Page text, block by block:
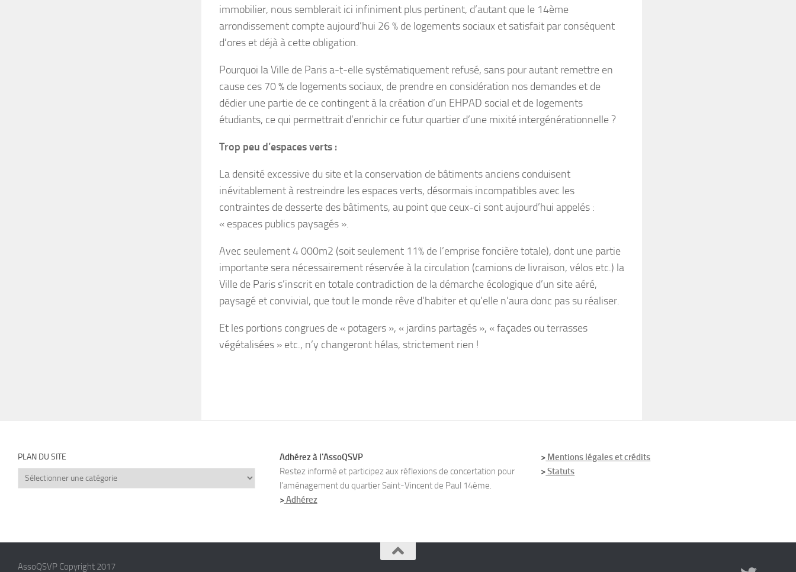
immobilier, nous semblerait ici infiniment plus pertinent, d’autant que le 14ème
arrondissement compte aujourd’hui 26 % de logements sociaux et satisfait par conséquent
d’ores et déjà à cette obligation.
Pourquoi la Ville de Paris a-t-elle systématiquement refusé, sans pour autant remettre en
cause ces 70 % de logements sociaux, de prendre en considération nos demandes et de
dédier une partie de ce contingent à la création d’un EHPAD social et de logements
étudiants, ce qui permettrait d’enrichir ce futur quartier d’une mixité intergénérationnelle ?
Trop peu d’espaces verts :
La densité excessive du site et la conservation de bâtiments anciens conduisent
inévitablement à restreindre les espaces verts, désormais incompatibles avec les
contraintes de desserte des bâtiments, au point que ceux-ci sont aujourd’hui appelés :
« espaces publics paysagés ».
Avec seulement 4 000m2 (soit seulement 11% de l’emprise foncière totale), dont une partie
importante sera nécessairement réservée à la circulation (camions de livraison, vélos etc.) la
Ville de Paris s’inscrit en totale contradiction de la démarche écologique d’un site aéré,
paysagé et convivial, que tout le monde rêve d’habiter et qu’elle n’aura donc pas su réaliser.
Et les portions congrues de « potagers », « jardins partagés », « façades ou terrasses
végétalisées » etc., n’y changeront hélas, strictement rien !
PLAN DU SITE
Plan
du
Adhérez à l'AssoQSVP
Restez informé et participez aux réflexions de concertation pour
l’aménagement du quartier Saint-Vincent de Paul 14ème.
>Adhérez
> Mentions légales et crédits
>Statuts
AssoQSVP Copyright 2017